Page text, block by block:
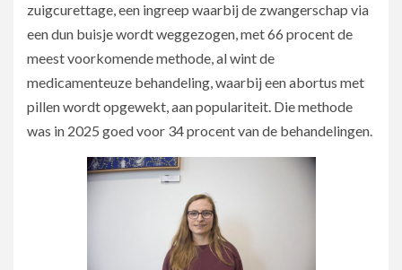
zuigcurettage, een ingreep waarbij de zwangerschap via
een dun buisje wordt weggezogen, met 66 procent de
meest voorkomende methode, al wint de
medicamenteuze behandeling, waarbij een abortus met
pillen wordt opgewekt, aan populariteit. Die methode
was in 2025 goed voor 34 procent van de behandelingen.